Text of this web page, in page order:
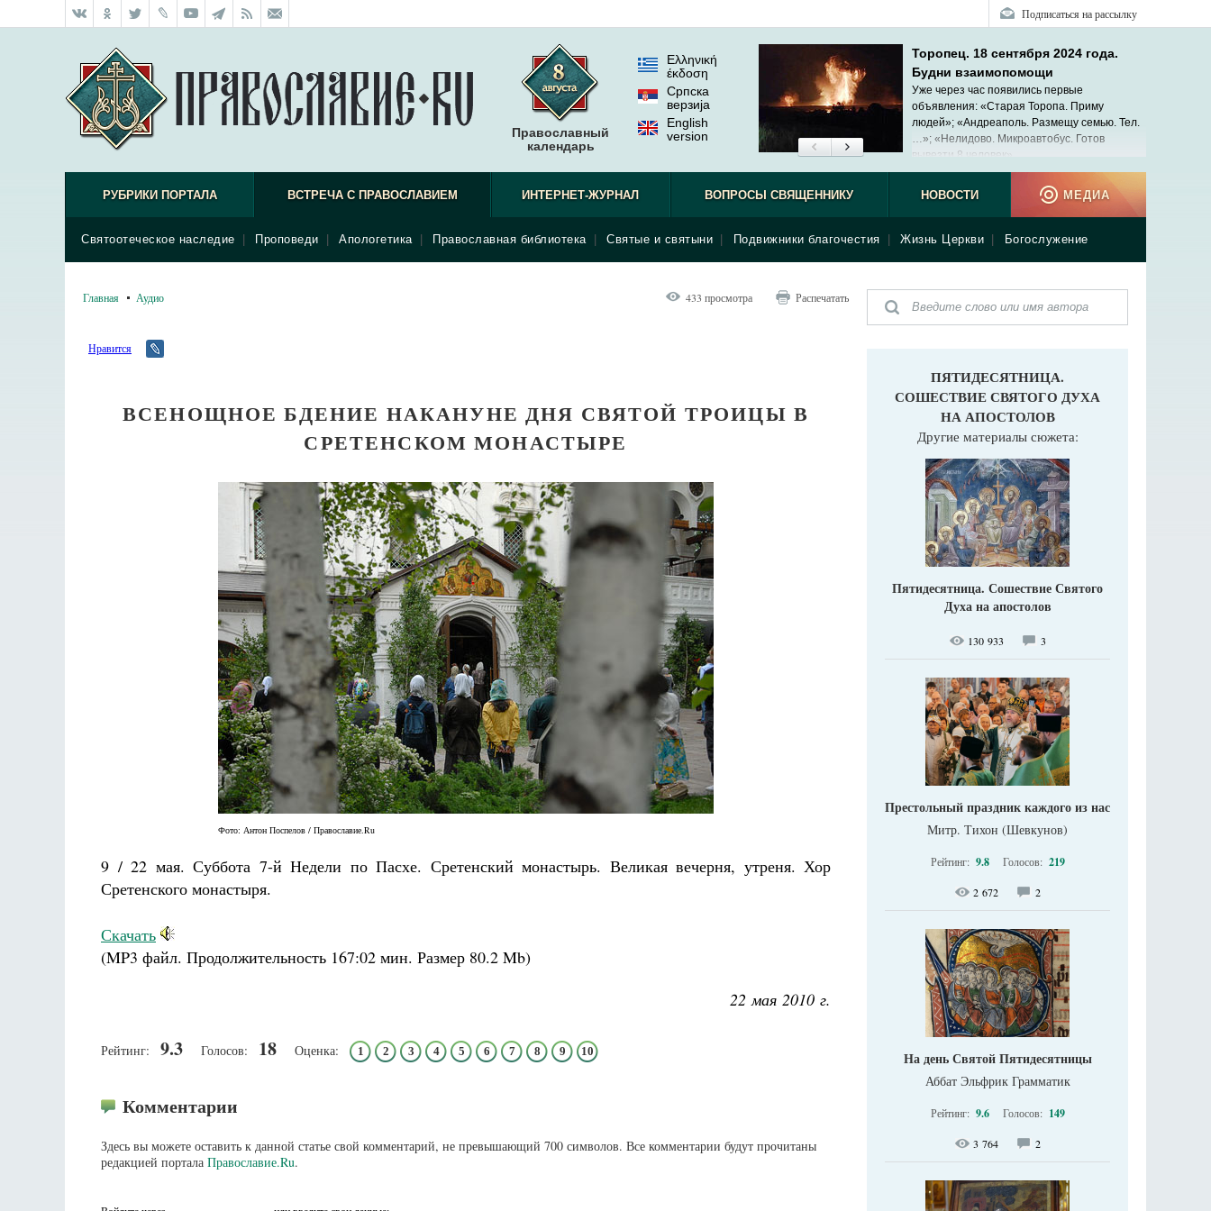
Подписаться на рассылку
Православный
календарь
Ελληνική
έκδοση
Српска
верзиjа
English
version
Торопец. 18 сентября 2024 года.
Будни взаимопомощи
Уже через час появились первые
объявления: «Старая Торопа. Приму
людей»; «Андреаполь. Размещу семью. Тел.
…»; «Нелидово. Микроавтобус. Готов
вывезти 8 человек»...
РУБРИКИ ПОРТАЛА ВСТРЕЧА С ПРАВОСЛАВИЕМ
Святоотеческое наследие Проповеди Апологетика Православная библиотека Святые и святыни Подвижники благочестия Жизнь Церкви Богослужение
ИНТЕРНЕТ-ЖУРНАЛ ВОПРОСЫ СВЯЩЕННИКУ НОВОСТИ МЕДИА
Главная Аудио 433 просмотра Распечатать
Нравится
ВСЕНОЩНОЕ БДЕНИЕ НАКАНУНЕ ДНЯ СВЯТОЙ ТРОИЦЫ В
СРЕТЕНСКОМ МОНАСТЫРЕ
Фото: Антон Поспелов / Православие.Ru
9 / 22 мая. Суббота 7-й Недели по Пасхе. Сретенский монастырь. Великая вечерня, утреня. Хор
Сретенского монастыря.
Скачать
(MP3 файл. Продолжительность 167:02 мин. Размер 80.2 Mb)
22 мая 2010 г.
Рейтинг: 9.3 Голосов: 18 Оценка: 1 2 3 4 5 6 7 8 9 10
Комментарии
Здесь вы можете оставить к данной статье свой комментарий, не превышающий 700 символов. Все комментарии будут прочитаны
редакцией портала Православие.Ru.
ПЯТИДЕСЯТНИЦА.
СОШЕСТВИЕ СВЯТОГО ДУХА
НА АПОСТОЛОВ
Другие материалы сюжета:
Пятидесятница. Сошествие Святого
Духа на апостолов
130 933 3
Престольный праздник каждого из нас
Митр. Тихон (Шевкунов)
Рейтинг: 9.8 Голосов: 219
2 672 2
На день Святой Пятидесятницы
Аббат Эльфрик Грамматик
Рейтинг: 9.6 Голосов: 149
3 764 2